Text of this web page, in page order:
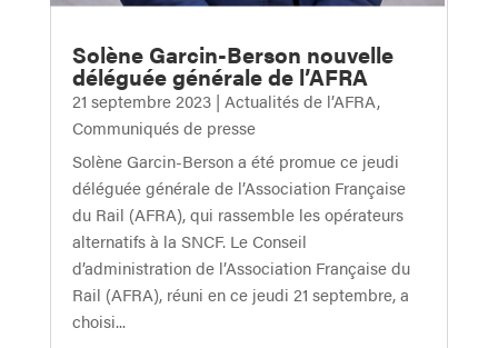
Solène Garcin-Berson nouvelle
déléguée générale de l’AFRA
21 septembre 2023| Actualités de l’AFRA,
Communiqués de presse
Solène Garcin-Berson a été promue ce jeudi
déléguée générale de l’Association Française
du Rail (AFRA), qui rassemble les opérateurs
alternatifs à la SNCF. Le Conseil
d’administration de l’Association Française du
Rail (AFRA), réuni en ce jeudi 21 septembre, a
choisi...